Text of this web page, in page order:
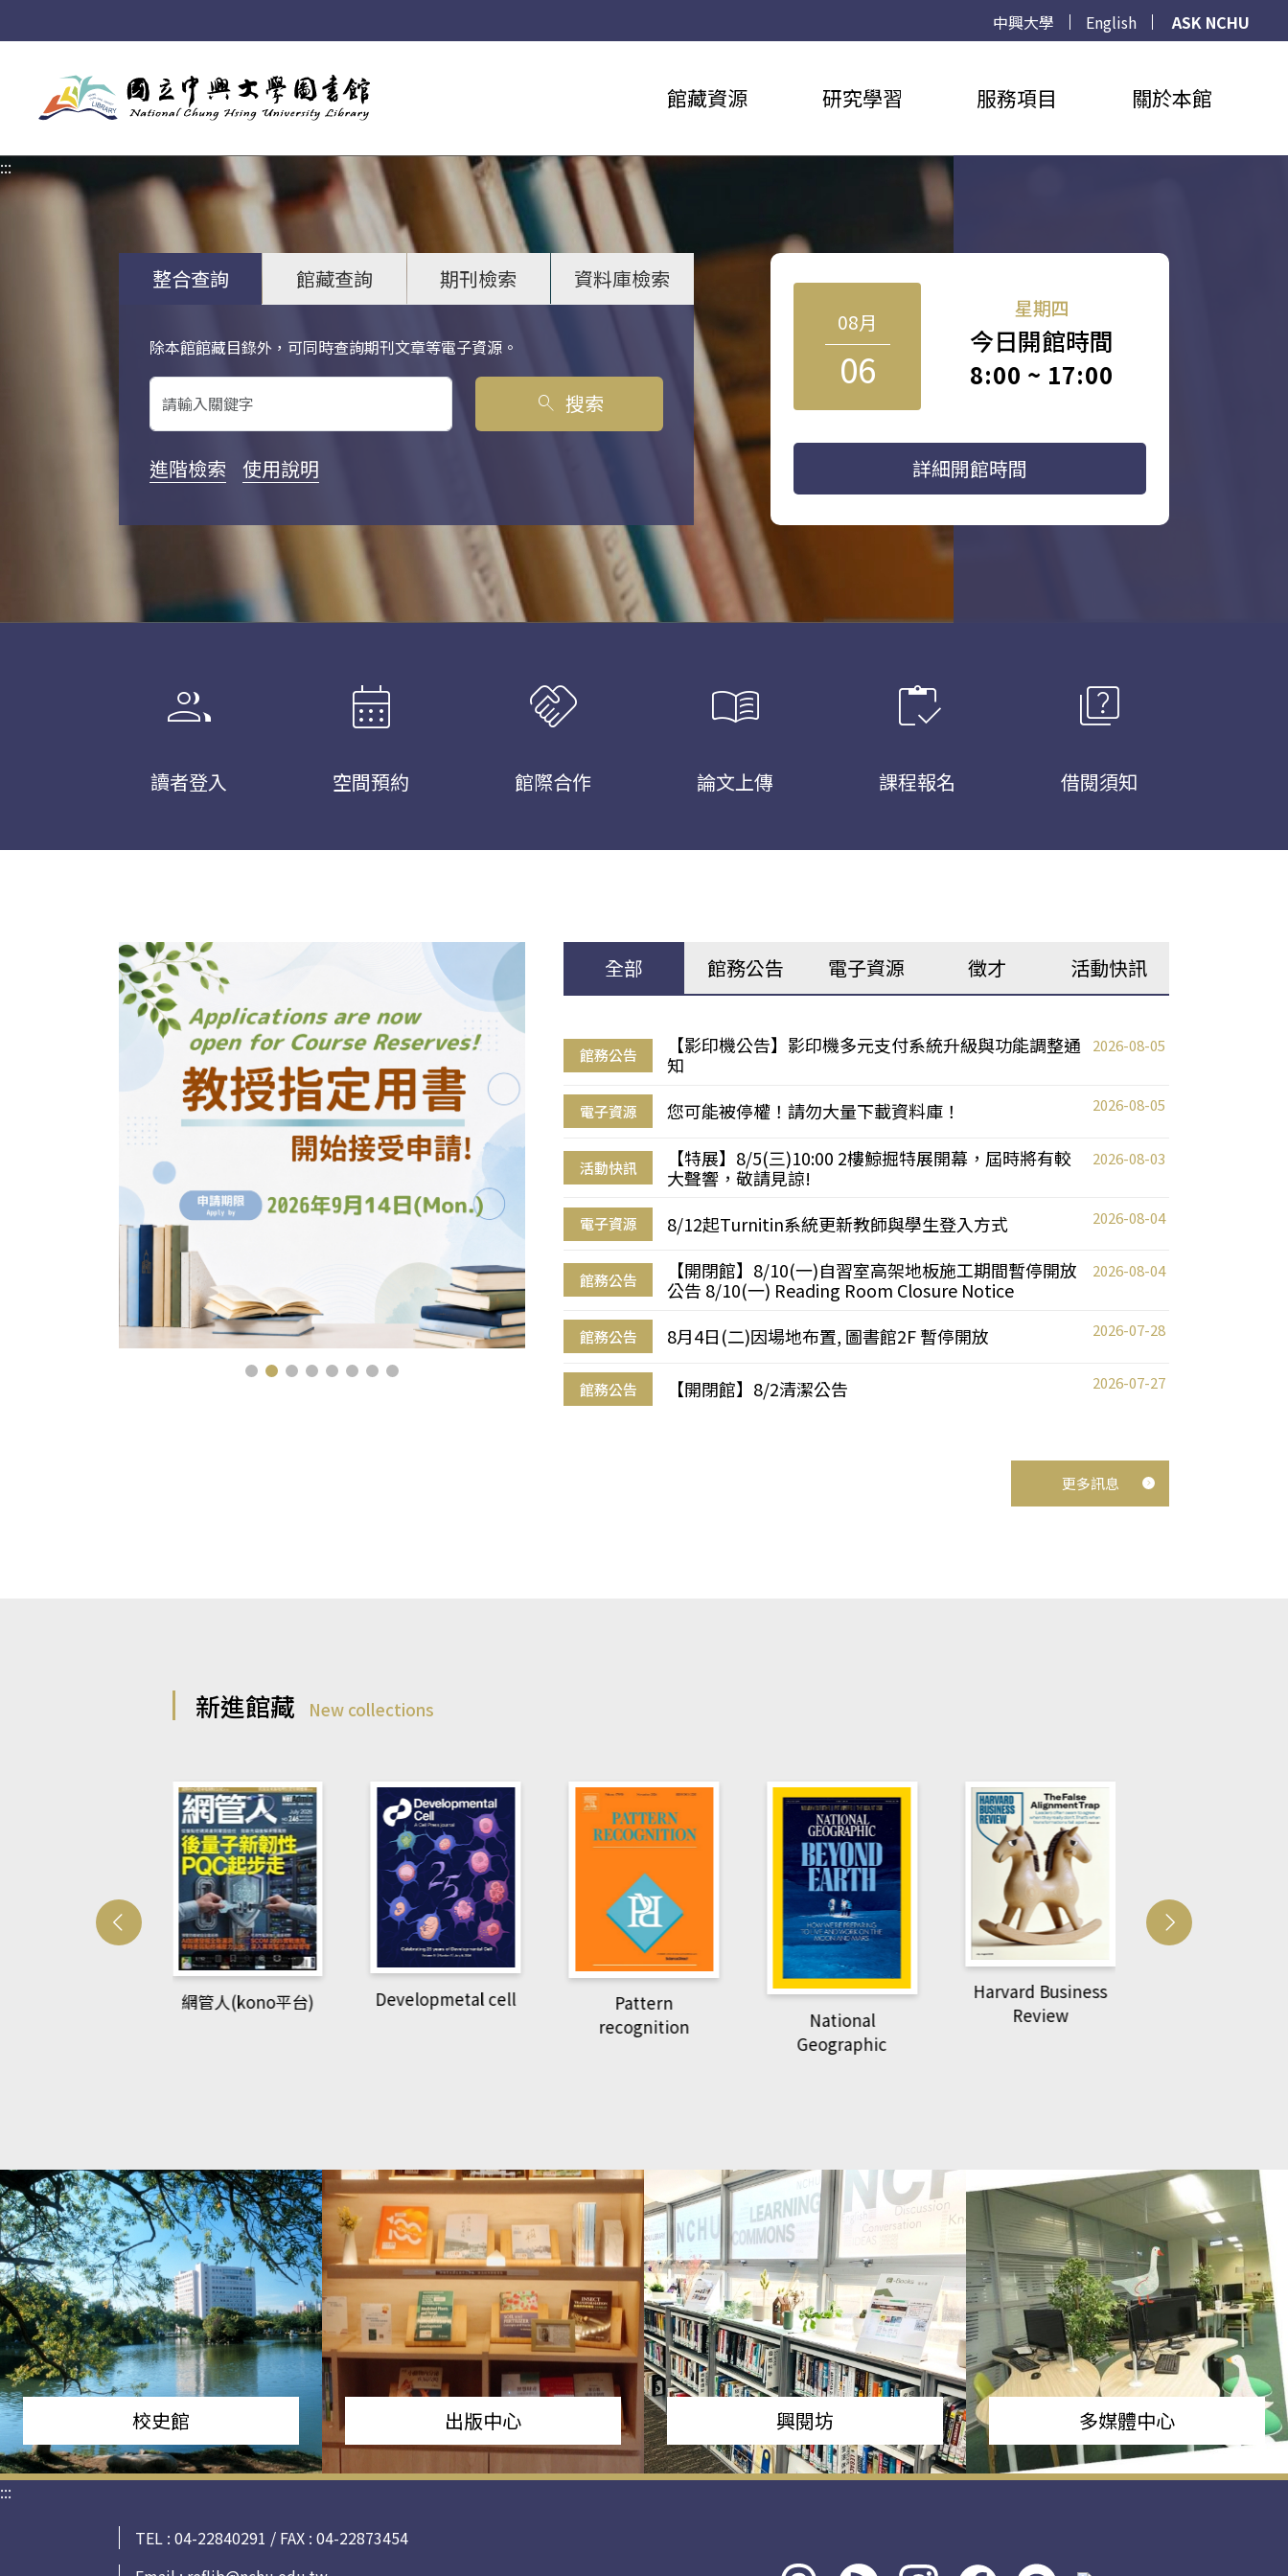
中興大學 English
ASK NCHU
館藏資源 研究學習 服務項目 關於本館
:::
整合查詢 館藏查詢 期刊檢索 資料庫檢索
除本館館藏目錄外，可同時查詢期刊文章等電子資源。
關鍵字搜尋
search 搜索
進階檢索 使用說明
08月
06
星期四
今日開館時間
8:00 ~ 17:00
詳細開館時間
group
讀者登入
calendar_month
空間預約
handshake
館際合作
menu_book
論文上傳
inventory
課程報名
quiz
借閱須知
全部 館務公告 電子資源 徵才 活動快訊
館務公告
【影印機公告】影印機多元支付系統升級與功能調整通
知
2026-08-05
電子資源 您可能被停權！請勿大量下載資料庫！ 2026-08-05
活動快訊
【特展】8/5(三)10:00 2樓鯨掘特展開幕，屆時將有較
大聲響，敬請見諒!
2026-08-03
電子資源 8/12起Turnitin系統更新教師與學生登入方式 2026-08-04
館務公告
【開閉館】8/10(一)自習室高架地板施工期間暫停開放
公告 8/10(一) Reading Room Closure Notice
2026-08-04
館務公告 8月4日(二)因場地布置, 圖書館2F 暫停開放 2026-07-28
館務公告 【開閉館】8/2清潔公告 2026-07-27
更多訊息
新進館藏 New collections
網管人(kono平台) Developmetal cell
Pattern
recognition
National
Geographic
Harvard Business
Review
校史館 出版中心 興閱坊 多媒體中心
:::
TEL : 04-22840291 / FAX : 04-22873454